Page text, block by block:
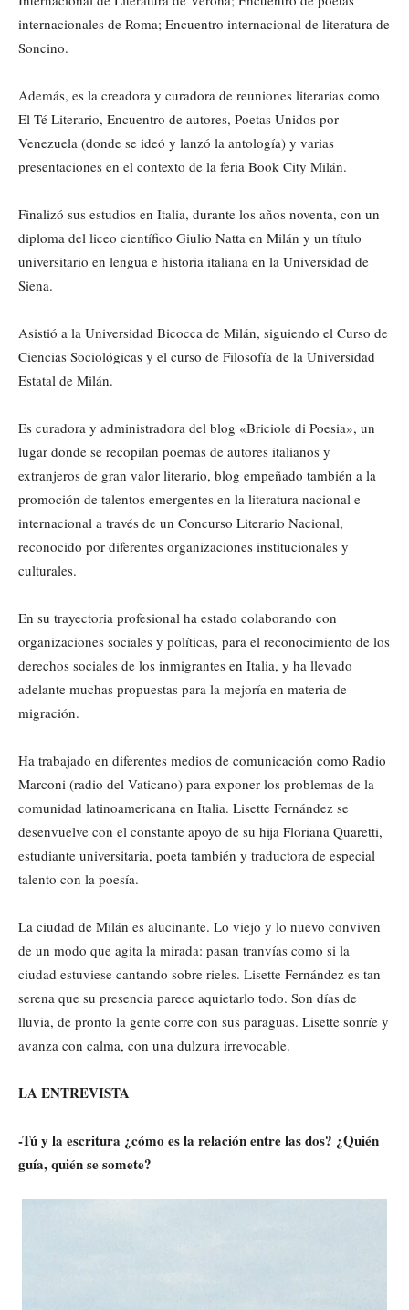
internacionales de Roma; Encuentro internacional de literatura de
Soncino.
Además, es la creadora y curadora de reuniones literarias como
El Té Literario, Encuentro de autores, Poetas Unidos por
Venezuela (donde se ideó y lanzó la antología) y varias
presentaciones en el contexto de la feria Book City Milán.
Finalizó sus estudios en Italia, durante los años noventa, con un
diploma del liceo científico Giulio Natta en Milán y un título
universitario en lengua e historia italiana en la Universidad de
Siena.
Asistió a la Universidad Bicocca de Milán, siguiendo el Curso de
Ciencias Sociológicas y el curso de Filosofía de la Universidad
Estatal de Milán.
Es curadora y administradora del blog «Briciole di Poesia», un
lugar donde se recopilan poemas de autores italianos y
extranjeros de gran valor literario, blog empeñado también a la
promoción de talentos emergentes en la literatura nacional e
internacional a través de un Concurso Literario Nacional,
reconocido por diferentes organizaciones institucionales y
culturales.
En su trayectoria profesional ha estado colaborando con
organizaciones sociales y políticas, para el reconocimiento de los
derechos sociales de los inmigrantes en Italia, y ha llevado
adelante muchas propuestas para la mejoría en materia de
migración.
Ha trabajado en diferentes medios de comunicación como Radio
Marconi (radio del Vaticano) para exponer los problemas de la
comunidad latinoamericana en Italia. Lisette Fernández se
desenvuelve con el constante apoyo de su hija Floriana Quaretti,
estudiante universitaria, poeta también y traductora de especial
talento con la poesía.
La ciudad de Milán es alucinante. Lo viejo y lo nuevo conviven
de un modo que agita la mirada: pasan tranvías como si la
ciudad estuviese cantando sobre rieles. Lisette Fernández es tan
serena que su presencia parece aquietarlo todo. Son días de
lluvia, de pronto la gente corre con sus paraguas. Lisette sonríe y
avanza con calma, con una dulzura irrevocable.
LA ENTREVISTA
-Tú y la escritura ¿cómo es la relación entre las dos? ¿Quién
guía, quién se somete?